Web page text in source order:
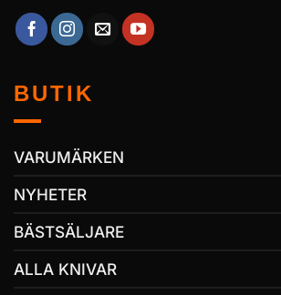
BUTIK
VARUMÄRKEN
NYHETER
BÄSTSÄLJARE
ALLA KNIVAR